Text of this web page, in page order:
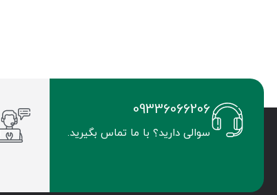
09336066206
سوالی دارید؟ با ما تماس بگیرید.